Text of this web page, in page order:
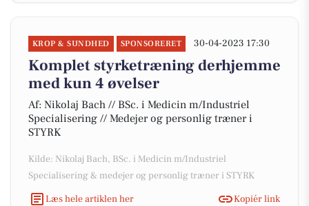
KROP & SUNDHED SPONSORERET 30-04-2023 17:30
Komplet styrketræning derhjemme
med kun 4 øvelser
Af: Nikolaj Bach // BSc. i Medicin m/Industriel
Specialisering // Medejer og personlig træner i
STYRK
Kilde: Nikolaj Bach, BSc. i Medicin m/Industriel
Specialisering & medejer og personlig træner i STYRK
Læs hele artiklen her
Kopiér link